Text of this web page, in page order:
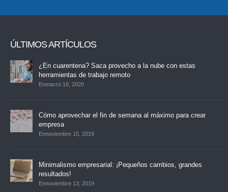
ÚLTIMOS ARTÍCULOS
¿En cuarentena? Saca provecho a la nube con estas
herramientas de trabajo remoto
Enmarzo 18, 2020
Cómo aprovechar el fin de semana al máximo para crear
empresa
Ennoviembre 15, 2019
Minimalismo empresarial: ¡Pequeños cambios, grandes
resultados!
Ennoviembre 13, 2019